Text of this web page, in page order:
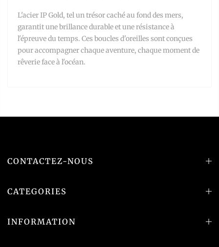
L'acier IP Gold, tel un trésor caché au fond des mers,
garantit une brillance durable et une résistance à
l'épreuve du temps. Ces boucles d'oreilles sont conçues
pour accompagner chaque aventure, chaque moment de
rêverie face à l'océan.
CONTACTEZ-NOUS
CATEGORIES
INFORMATION